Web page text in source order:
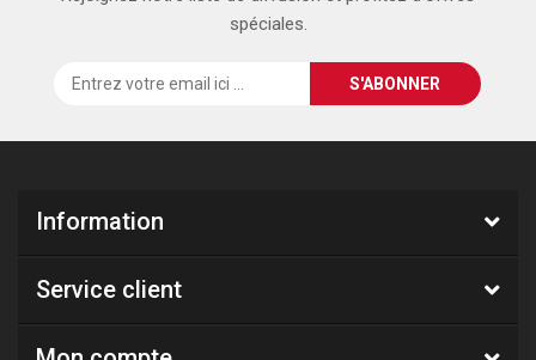
spéciales.
Information
Service client